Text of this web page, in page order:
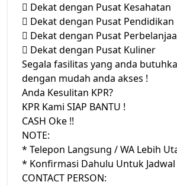
 Dekat dengan Pusat Kesahatan
 Dekat dengan Pusat Pendidikan
 Dekat dengan Pusat
 Dekat dengan Pusat Kuliner
Segala fasilitas yang anda
dengan mudah anda akses !
Anda Kesulitan KPR?
KPR Kami SIAP BANTU !
CASH Oke !!
NOTE:
* Telepon Langsung / WA Lebih
* Konfirmasi Dahulu Untuk Jadwal
CONTACT PERSON: